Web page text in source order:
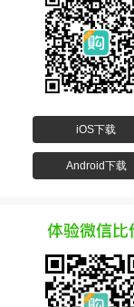
iOS下载
Android下载